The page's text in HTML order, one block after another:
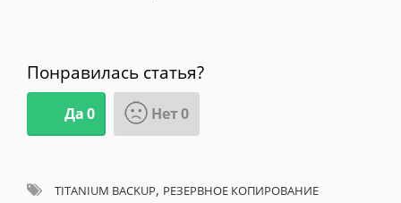
Понравилась статья?
Да0 Нет0
TITANIUM BACKUP, РЕЗЕРВНОЕ КОПИРОВАНИЕ